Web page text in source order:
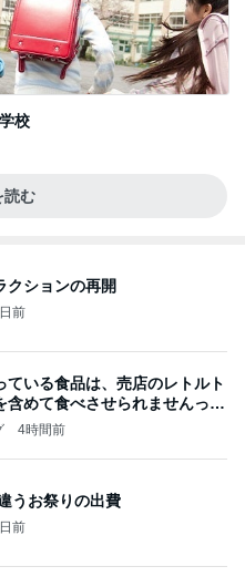
校
読む
クションの再開
前
ている食品は、売店のレトルト
含めて食べさせられませんっ
4時間前
うお祭りの出費
前